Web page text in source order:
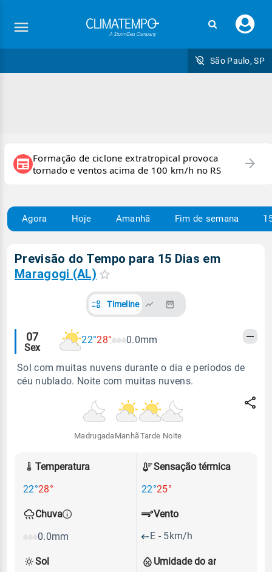
seu
São Paulo, SP
newspaper Formação de ciclone extratropical provoca
tornado e ventos acima de 100 km/h no RS
arrow_forward
Agora Hoje Amanhã Fim de semana
Previsão do Tempo para 15 Dias em
Maragogi (AL)
Timeline
Alertas
meteorológicos
07
Sex
22°28° 0.0mm
Sol com muitas nuvens durante o dia e períodos de
céu nublado. Noite com muitas nuvens.
Madrugada Manhã Tarde Noite
Temperatura
22°28°
Sensação térmica
22°25°
Chuva
0.0mm
Umidade do ar
Vento
E - 5km/h
Sol